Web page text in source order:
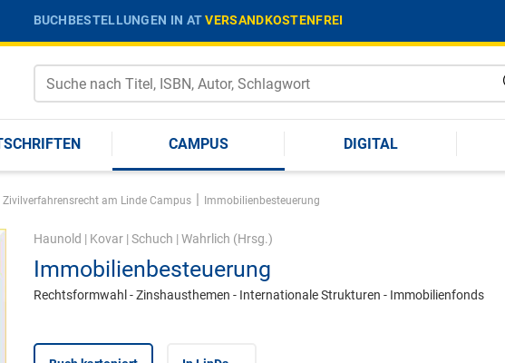
BUCHBESTELLUNGEN IN ATVERSANDKOSTENFREI
CAMPUS DIGITAL
am Linde Campus | Immobilienbesteuerung
Haunold | Kovar| Schuch | Wahrlich (Hrsg.)
Immobilienbesteuerung
Rechtsformwahl - Zinshausthemen - Internationale Strukturen - Immobilienfonds